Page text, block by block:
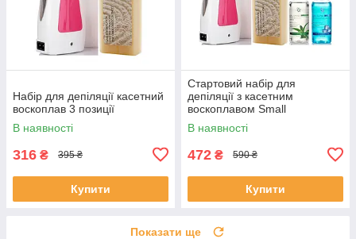
Набір для депіляції касетний
воскоплав 3 позиції
В наявності
316 ₴ 395 ₴
Купити
Стартовий набір для
депіляції з касетним
воскоплавом Small
В наявності
472 ₴ 590 ₴
Купити
Показати ще